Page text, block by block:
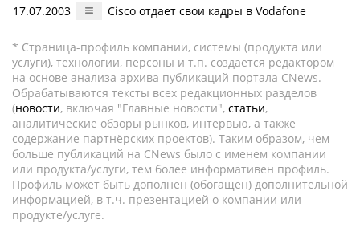
17.07.2003 Cisco отдает свои кадры в Vodafone
* Страница-профиль компании, системы (продукта или
услуги), технологии, персоны и т.п. создается редактором
на основе анализа архива публикаций портала CNews.
Обрабатываются тексты всех редакционных разделов
(новости, включая "Главные новости", статьи,
аналитические обзоры рынков, интервью, а также
содержание партнёрских проектов). Таким образом, чем
больше публикаций на CNews было с именем компании
или продукта/услуги, тем более информативен профиль.
Профиль может быть дополнен (обогащен) дополнительной
информацией, в т.ч. презентацией о компании или
продукте/услуге.